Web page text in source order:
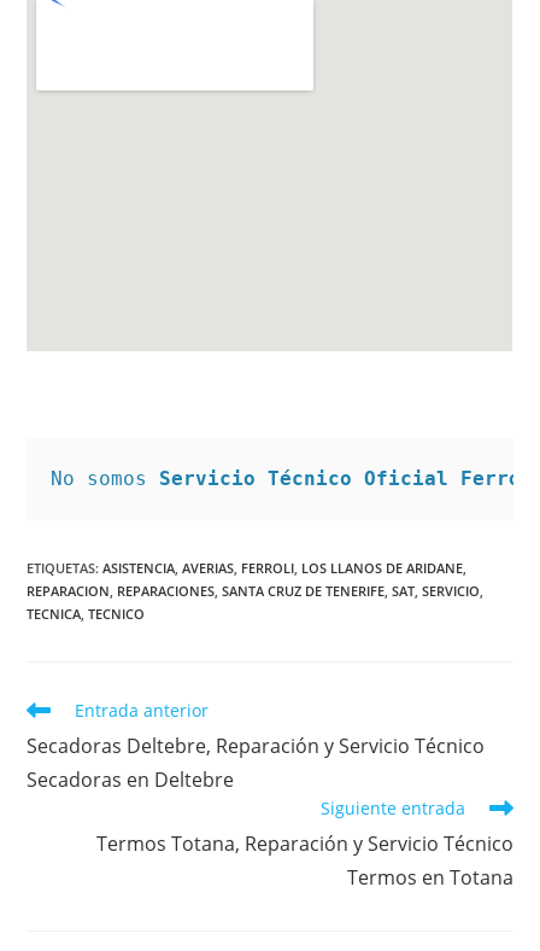
No somos Servicio Técnico Oficial
ETIQUETAS:ASISTENCIA AVERIAS FERROLI LOS LLANOS DE ARIDANE
REPARACION REPARACIONES SANTA CRUZ DE TENERIFE SAT SERVICIO
TECNICA TECNICO
Leer
artículos
Entrada anterior
Secadoras Deltebre, Reparación y Servicio Técnico
Secadoras en Deltebre
Siguiente entrada
Termos Totana, Reparación y Servicio Técnico
Termos en Totana